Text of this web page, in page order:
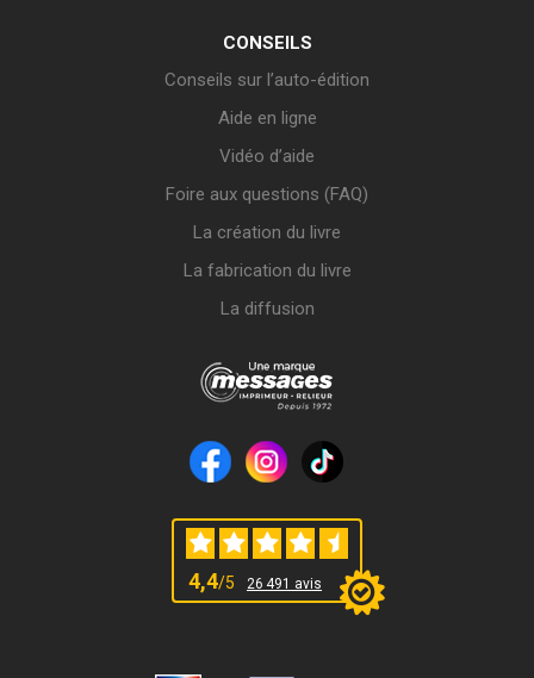
CONSEILS
Conseils sur l’auto-édition
Aide en ligne
Vidéo d’aide
Foire aux questions (FAQ)
La création du livre
La fabrication du livre
La diffusion
4,4/5 26 491 avis